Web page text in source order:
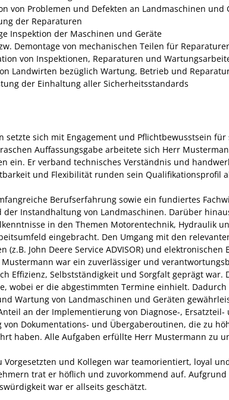
von Problemen und Defekten an Landmaschinen
der Reparaturen
Inspektion der Maschinen und Geräte
Demontage von mechanischen Teilen für
von Inspektionen, Reparaturen und
Landwirten bezüglich Wartung, Betrieb und
der Einhaltung aller Sicherheitsstandards
setzte sich mit Engagement und Pflichtbewusstsein für
Auffassungsgabe arbeitete sich Herr
ein. Er verband technisches Verständnis und
und Flexibilität runden sein Qualifikationsprofil
Berufserfahrung sowie ein fundiertes
der Instandhaltung von Landmaschinen. Darüber
in den Themen Motorentechnik, Hydraulik
eingebracht. Den Umgang mit den
(z.B. John Deere Service ADVISOR) und elektronischen
Mustermann war ein zuverlässiger und
Effizienz, Selbstständigkeit und Sorgfalt geprägt war.
, wobei er die abgestimmten Termine einhielt. Dadurch
Wartung von Landmaschinen und Geräten
an der Implementierung von Diagnose-,
von Dokumentations- und Übergaberoutinen, die zu
haben. Alle Aufgaben erfüllte Herr Mustermann zu
Vorgesetzten und Kollegen war teamorientiert, loyal
trat er höflich und zuvorkommend auf. Aufgrund
war er allseits geschätzt.